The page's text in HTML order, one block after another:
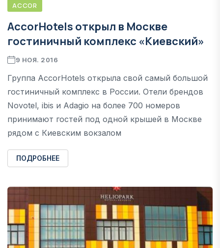
ACCOR
AccorHotels открыл в Москве
гостиничный комплекс «Киевский»
9 НОЯ. 2016
Группа AccorHotels открыла свой самый большой
гостиничный комплекс в России. Отели брендов
Novotel, ibis и Adagio на более 700 номеров
принимают гостей под одной крышей в Москве
рядом с Киевским вокзалом
ПОДРОБНЕЕ